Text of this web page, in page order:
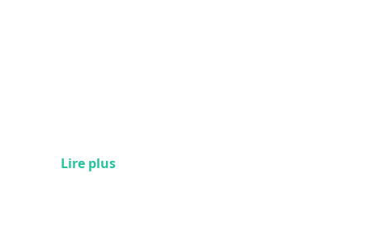
Lire plus